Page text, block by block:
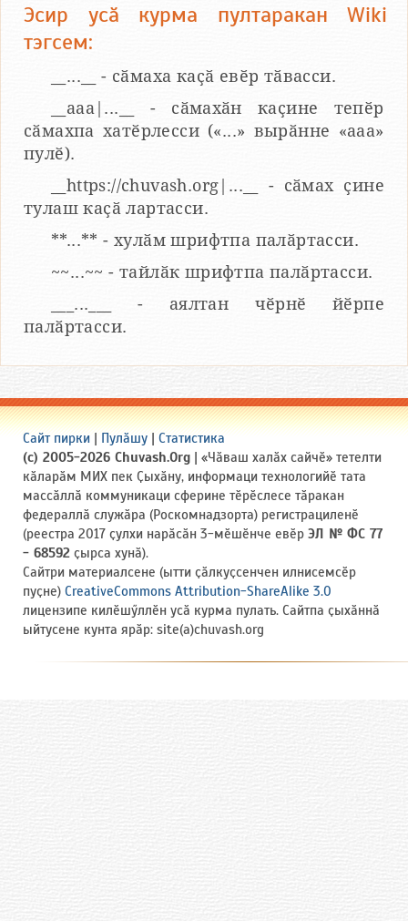
Эсир усӑ курма пултаракан Wiki
тэгсем:
__...__ - сӑмаха каҫӑ евӗр тӑвасси.
__aaa|...__ - сӑмахӑн каҫине тепӗр
сӑмахпа хатӗрлесси («...» вырӑнне «ааа»
пулӗ).
__https://chuvash.org|...__ - сӑмах ҫине
тулаш каҫӑ лартасси.
**...** - хулӑм шрифтпа палӑртасси.
~~...~~ - тайлӑк шрифтпа палӑртасси.
___...___ - аялтан чӗрнӗ йӗрпе
палӑртасси.
Сайт пирки | Пулӑшу | Статистика
(c) 2005-2026 Chuvash.Org | «Чӑваш халӑх сайчӗ» тетелти
кӑларӑм МИХ пек Ҫыхӑну, информаци технологийӗ тата
массӑллӑ коммуникаци сферине тӗрӗслесе тӑракан
федераллӑ служӑра (Роскомнадзорта) регистрациленӗ
(реестра 2017 ҫулхи нарӑсӑн 3-мӗшӗнче евӗр ЭЛ № ФС 77
- 68592 ҫырса хунӑ).
Сайтри материалсене (ытти ҫӑлкуҫсенчен илнисемсӗр
пуҫне) CreativeCommons Attribution-ShareAlike 3.0
лицензипе килӗшӳллӗн усӑ курма пулать. Сайтпа ҫыхӑннӑ
ыйтусене кунта ярӑр: site(a)chuvash.org